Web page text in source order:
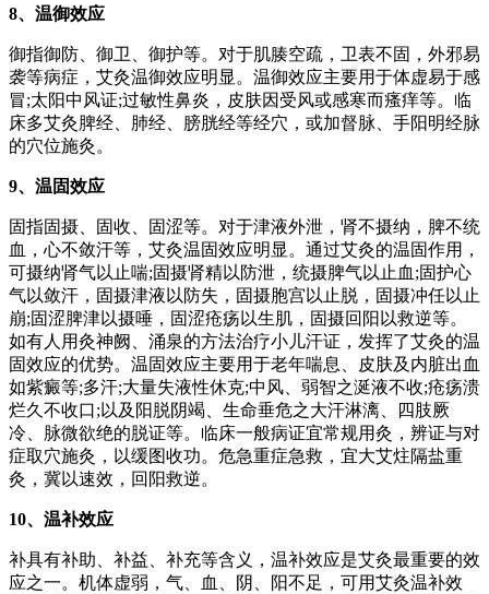
8、温御效应
御指御防、御卫、御护等。对于肌腠空疏，卫表不固，外邪易
袭等病症，艾灸温御效应明显。温御效应主要用于体虚易于感
冒;太阳中风证;过敏性鼻炎，皮肤因受风或感寒而瘙痒等。临
床多艾灸脾经、肺经、膀胱经等经穴，或加督脉、手阳明经脉
的穴位施灸。
9、温固效应
固指固摄、固收、固涩等。对于津液外泄，肾不摄纳，脾不统
血，心不敛汗等，艾灸温固效应明显。通过艾灸的温固作用，
可摄纳肾气以止喘;固摄肾精以防泄，统摄脾气以止血;固护心
气以敛汗，固摄津液以防失，固摄胞宫以止脱，固摄冲任以止
崩;固涩脾津以摄唾，固涩疮疡以生肌，固摄回阳以救逆等。
如有人用灸神阙、涌泉的方法治疗小儿汗证，发挥了艾灸的温
固效应的优势。温固效应主要用于老年喘息、皮肤及内脏出血
如紫癜等;多汗;大量失液性休克;中风、弱智之涎液不收;疮疡溃
烂久不收口;以及阳脱阴竭、生命垂危之大汗淋漓、四肢厥
冷、脉微欲绝的脱证等。临床一般病证宜常规用灸，辨证与对
症取穴施灸，以缓图收功。危急重症急救，宜大艾炷隔盐重
灸，冀以速效，回阳救逆。
10、温补效应
补具有补助、补益、补充等含义，温补效应是艾灸最重要的效
应之一。机体虚弱，气、血、阴、阳不足，可用艾灸温补效